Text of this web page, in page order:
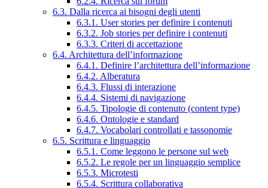
6.3. Dalla ricerca ai bisogni degli utenti
6.3.1. User stories per definire i contenuti
6.3.2. Job stories per definire i contenuti
6.3.3. Criteri di accettazione
6.4. Architettura dell’informazione
6.4.1. Definire l’architettura dell’informazione
6.4.2. Alberatura
6.4.3. Flussi di interazione
6.4.4. Sistemi di navigazione
6.4.5. Tipologie di contenuto (content type)
6.4.6. Ontologie e standard
6.4.7. Vocabolari controllati e tassonomie
6.5. Scrittura e linguaggio
6.5.1. Come leggono le persone sul web
6.5.2. Le regole per un linguaggio semplice
6.5.3. Microtesti
6.5.4. Scrittura collaborativa